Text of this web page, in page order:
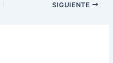
SIGUIENTE